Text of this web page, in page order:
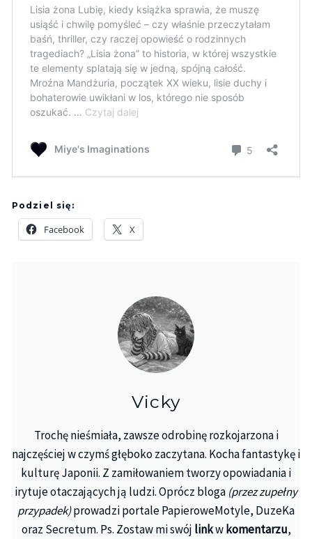
Podziel się:
Facebook X
Vicky
Trochę nieśmiała, zawsze odrobinę rozkojarzona i
najczęściej w czymś głęboko zaczytana. Kocha fantastykę i
kulturę Japonii. Z zamiłowaniem tworzy opowiadania i
irytuje otaczających ją ludzi. Oprócz bloga (przez zupełny
przypadek)prowadzi portale PapieroweMotyle, DuzeKa
oraz Secretum. Ps. Zostaw mi swój linkwkomentarzu,